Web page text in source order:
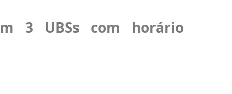
3 UBSs com horário